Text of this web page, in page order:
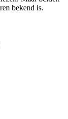
bekend is.